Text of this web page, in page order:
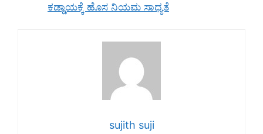
ಕಡ್ಡಾಯಕ್ಕೆ ಹೊಸ ನಿಯಮ ಸಾಧ್ಯತೆ
sujith suji